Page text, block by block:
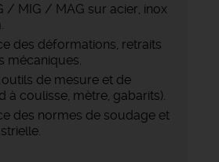
/ MIG / MAG sur acier, inox
des déformations, retraits
mécaniques.
de mesure et de
à coulisse, mètre, gabarits).
des normes de soudage et